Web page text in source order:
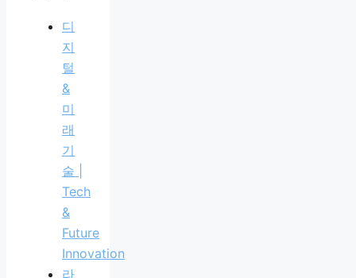
디
지
털
&
미
래
기
술 |
Tech
&
Future
Innovation
라